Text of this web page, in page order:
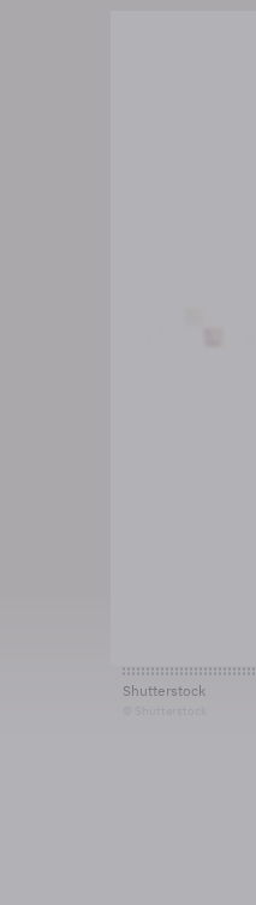
Shutterstock